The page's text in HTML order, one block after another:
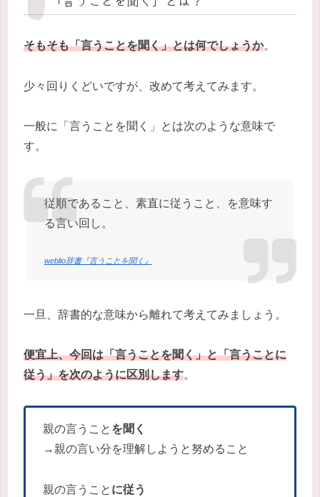
そもそも「言うことを聞く」とは何でしょうか。
少々回りくどいですが、改めて考えてみます。
一般に「言うことを聞く」とは次のような意味で
す。
従順であること、素直に従うこと、を意味す
る言い回し。
weblio辞書『言うことを聞く』
一旦、辞書的な意味から離れて考えてみましょう。
便宜上、今回は「言うことを聞く」と「言うことに
従う」を次のように区別します。
親の言うこと を聞く
→親の言い分を理解しようと努めること
親の言うこと に従う